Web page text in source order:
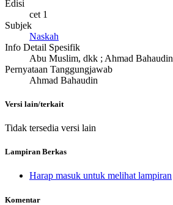
Edisi
cet 1
Subjek
Naskah
Info Detail Spesifik
Abu Muslim, dkk ; Ahmad Bahaudin
Pernyataan Tanggungjawab
Ahmad Bahaudin
Versi lain/terkait
Tidak tersedia versi lain
Lampiran Berkas
Harap masuk untuk melihat lampiran
Komentar